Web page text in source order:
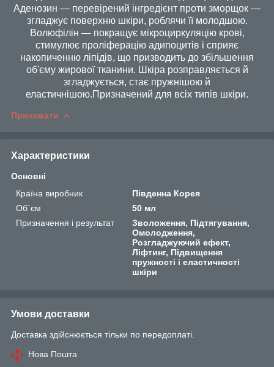
Аденозин — перевірений інгредієнт проти зморщок —
згладжує поверхню шкіри, роблячи її молодшою.
Волюфілін — покращує мікроциркуляцію крові,
стимулює проліферацію адипоцитів і сприяє
накопиченню ліпідів, що призводить до збільшення
об'єму жирової тканини. Шкіра розправляється й
згладжується, стає пружнішою й
еластичнішою.Призначений для всіх типів шкіри.
Приховати
Характеристики
Основні
Країна виробник
Південна Корея
Об`єм
50 мл
Призначення і результат
Зволоження, Підтягування,
Омолодження,
Розгладжуючий ефект,
Ліфтинг, Підвищення
пружності і еластичності
шкіри
Умови доставки
Доставка здійснюється тільки по передоплаті.
Нова Пошта